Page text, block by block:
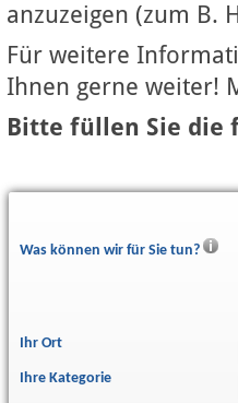
anzuzeigen (zum B.
Für weitere
Ihnen gerne weiter!
Bitte füllen Sie die
Was können wir für Sie tun?
Ihr Ort
Ihre Kategorie